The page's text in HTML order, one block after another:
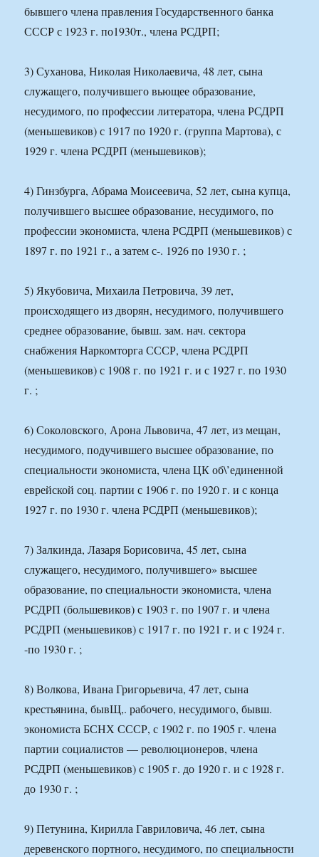
бывшего члена правления Государственного банка
СССР с 1923 г. по1930т., члена РСДРП;
3) Суханова, Николая Николаевича, 48 лет, сына
служащего, получившего вьющее образование,
несудимого, по профессии литератора, члена РСДРП
(меньшевиков) с 1917 по 1920 г. (группа Мартова), с
1929 г. члена РСДРП (меньшевиков);
4) Гинзбурга, Абрама Моисеевича, 52 лет, сына купца,
получившего высшее образование, несудимого, по
профессии экономиста, члена РСДРП (меньшевиков) с
1897 г. по 1921 г., а затем с-. 1926 по 1930 г. ;
5) Якубовича, Михаила Петровича, 39 лет,
происходящего из дворян, несудимого, получившего
среднее образование, бывш. зам. нач. сектора
снабжения Наркомторга СССР, члена РСДРП
(меньшевиков) с 1908 г. по 1921 г. и с 1927 г. по 1930
г. ;
6) Соколовского, Арона Львовича, 47 лет, из мещан,
несудимого, подучившего высшее образование, по
специальности экономиста, члена ЦК об\’единенной
еврейской соц. партии с 1906 г. по 1920 г. и с конца
1927 г. по 1930 г. члена РСДРП (меньшевиков);
7) Залкинда, Лазаря Борисовича, 45 лет, сына
служащего, несудимого, получившего» высшее
образование, по специальности экономиста, члена
РСДРП (большевиков) с 1903 г. по 1907 г. и члена
РСДРП (меньшевиков) с 1917 г. по 1921 г. и с 1924 г.
-по 1930 г. ;
8) Волкова, Ивана Григорьевича, 47 лет, сына
крестьянина, бывЩ,. рабочего, несудимого, бывш.
экономиста БСНХ СССР, с 1902 г. по 1905 г. члена
партии социалистов — революционеров, члена
РСДРП (меньшевиков) с 1905 г. до 1920 г. и с 1928 г.
до 1930 г. ;
9) Петунина, Кирилла Гавриловича, 46 лет, сына
деревенского портного, несудимого, по специальности